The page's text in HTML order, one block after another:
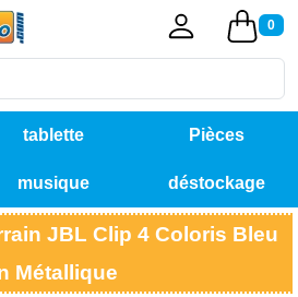
0
tablette Pièces
détachées
musique déstockage
JBL Clip 4 Coloris Bleu
Métallique